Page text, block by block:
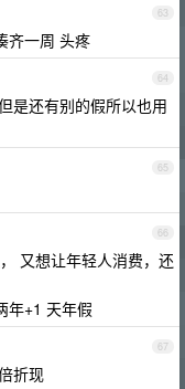
63
齐一周 头疼
64
是还有别的假所以也用
65
66
又想让年轻人消费，还
年+1 天年假
67
折现